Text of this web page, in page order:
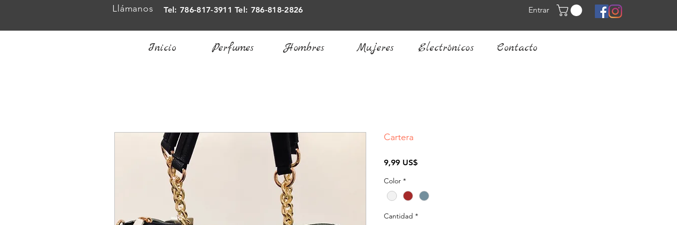
Llámanos Tel: 786-817-3911 Tel: 786-818-2826 Entrar
Inicio Perfumes Hombres Mujeres Electrónicos Contacto
Cartera
9,99 US$Precio
Color *
Cantidad *